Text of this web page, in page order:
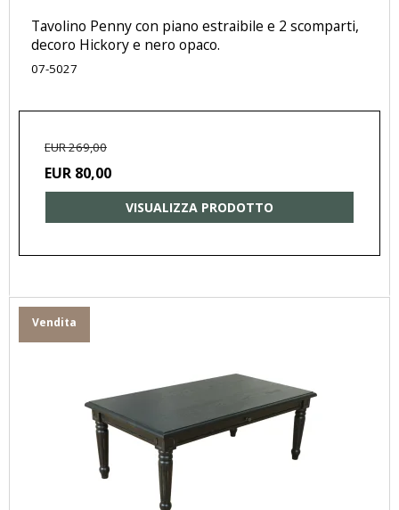
Tavolino Penny con piano estraibile e 2 scomparti,
decoro Hickory e nero opaco.
07-5027
EUR 269,00
EUR 80,00
VISUALIZZA PRODOTTO
Vendita